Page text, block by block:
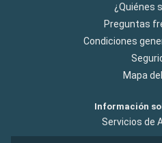
¿Quiénes
Preguntas
Condiciones
Mapa
Información
Servicios de